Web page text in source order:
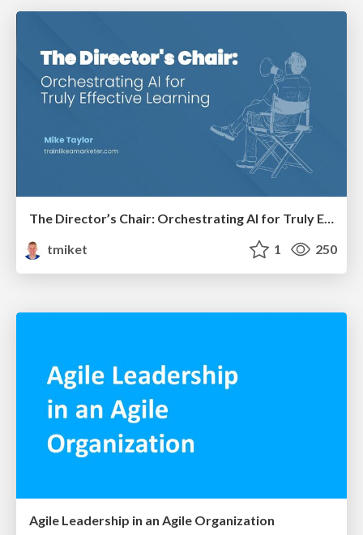
The Director’s Chair: Orchestrating AI for Truly Effective Learning
tmiket
1 250
Agile Leadership in an Agile Organization